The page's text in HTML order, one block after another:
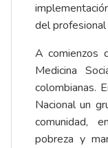
del
A comienzos
Medicina
colombianas.
Nacional un
comunidad,
pobreza y